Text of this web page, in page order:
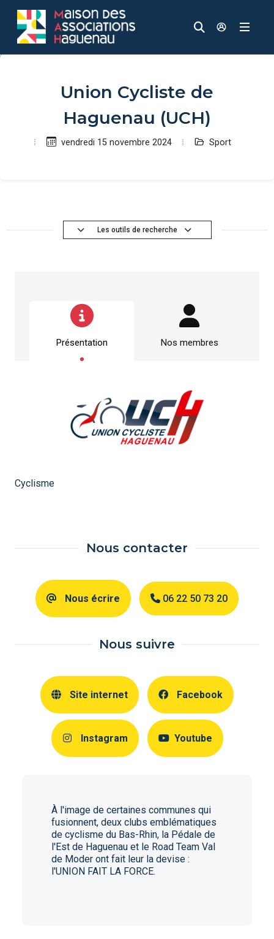
Aller au contenu principal
Aller au menu
Aller au moteur de recherche
Recherche
Accèder à
Union Cycliste de
Haguenau (UCH)
vendredi 15 novembre 2024 Sport
Les outils de recherche
Présentation Nos membres
Cyclisme
Nous contacter
Nous écrire 06 22 50 73 20
Nous suivre
Site internet Facebook
Instagram Youtube
À l'image de certaines communes qui
fusionnent, deux clubs emblématiques
de cyclisme du Bas-Rhin, la Pédale de
l'Est de Haguenau et le Road Team Val
de Moder ont fait leur la devise :
l'UNION FAIT LA FORCE.